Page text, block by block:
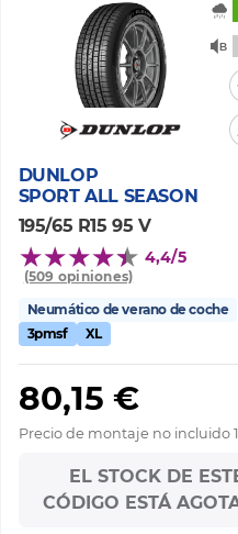
DUNLOP
SPORT ALL SEASON
195/65 R15 95 V
4,4/5
(509 opiniones)
Neumático de verano de coche
3pmsf
XL
80,15 €
Precio de montaje no incluido
EL STOCK DE
CÓDIGO ESTÁ